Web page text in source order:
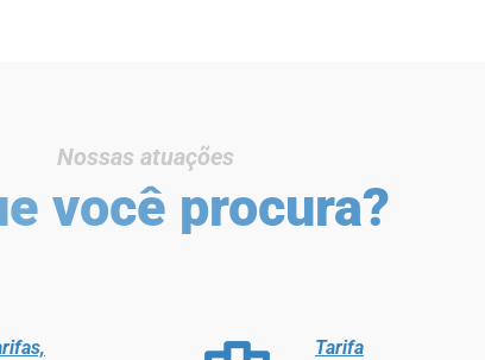
Nossas atuações
você procura?
Tarifa